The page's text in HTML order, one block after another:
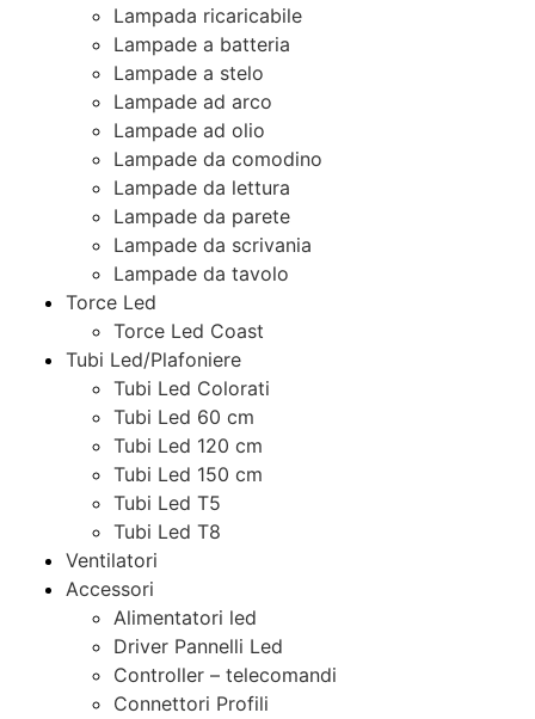
Lampada ricaricabile
Lampade a batteria
Lampade a stelo
Lampade ad arco
Lampade ad olio
Lampade da comodino
Lampade da lettura
Lampade da parete
Lampade da scrivania
Lampade da tavolo
Torce Led
Torce Led Coast
Tubi Led/Plafoniere
Tubi Led Colorati
Tubi Led 60 cm
Tubi Led 120 cm
Tubi Led 150 cm
Tubi Led T5
Tubi Led T8
Ventilatori
Accessori
Alimentatori led
Driver Pannelli Led
Controller – telecomandi
Connettori Profili